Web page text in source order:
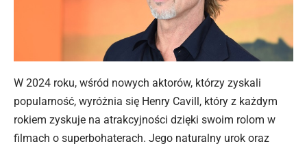
W 2024 roku, wśród nowych aktorów, którzy zyskali
popularność, wyróżnia się Henry Cavill, który z każdym
rokiem zyskuje na atrakcyjności dzięki swoim rolom w
filmach o superbohaterach. Jego naturalny urok oraz